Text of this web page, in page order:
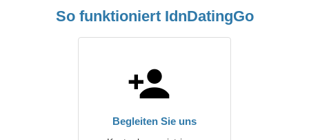
So funktioniert IdnDatingGo
Begleiten Sie uns